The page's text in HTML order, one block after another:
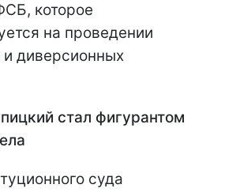
которое
на проведении
диверсионных
стал фигурантом
суда